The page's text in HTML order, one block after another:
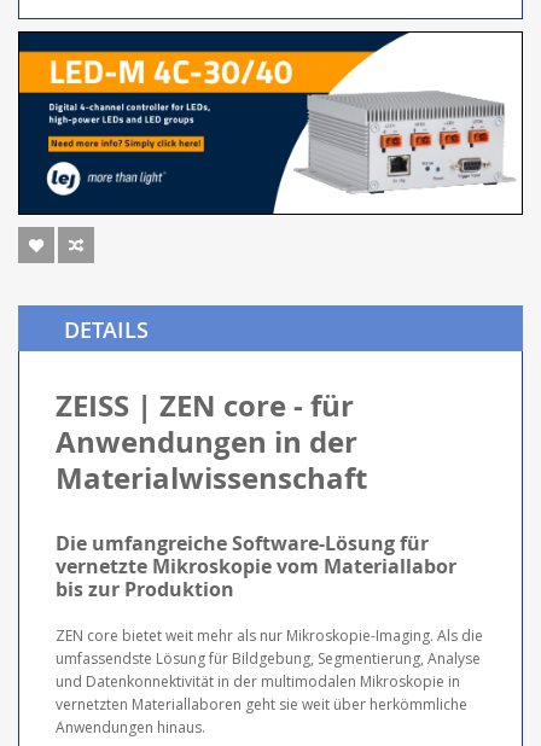
DETAILS
ZEISS | ZEN core - für
Anwendungen in der
Materialwissenschaft
Die umfangreiche Software-Lösung für
vernetzte Mikroskopie vom Materiallabor
bis zur Produktion
ZEN core bietet weit mehr als nur Mikroskopie-Imaging. Als die
umfassendste Lösung für Bildgebung, Segmentierung, Analyse
und Datenkonnektivität in der multimodalen Mikroskopie in
vernetzten Materiallaboren geht sie weit über herkömmliche
Anwendungen hinaus.